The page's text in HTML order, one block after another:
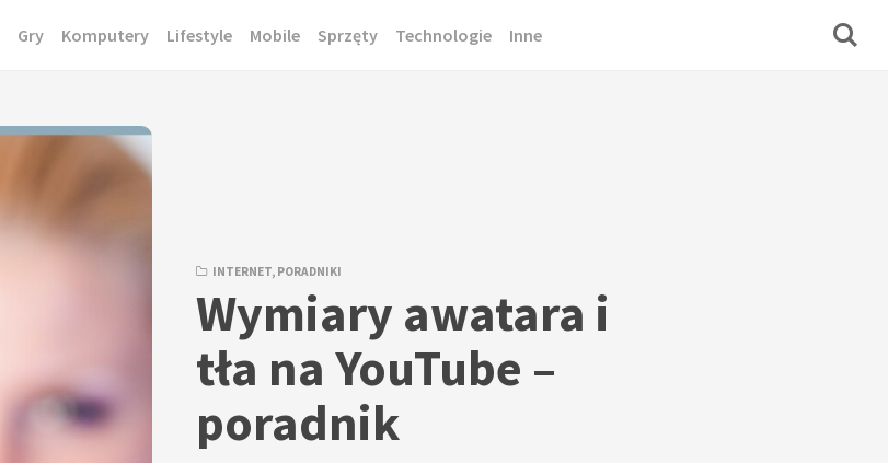
Gry Komputery Lifestyle Mobile Sprzęty Technologie Inne
INTERNET, PORADNIKI
Wymiary awatara i
tła na YouTube –
poradnik